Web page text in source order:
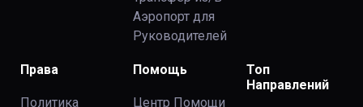
Аэропорт для
Руководителей
Права
Политика
Помощь
Центр Помощи
Топ
Направлений